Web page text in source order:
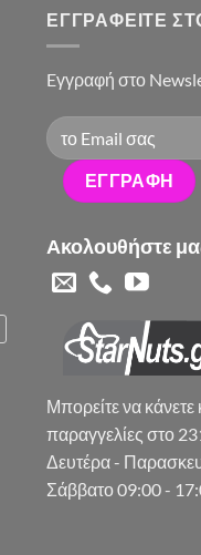
ΕΓΓΡΑΦΕΊΤΕ
Eγγραφή στο
Ακολουθήστε
Μπορείτε να κάνετε
παραγγελίες στο
Δευτέρα -
Σάββατο 09:00 -